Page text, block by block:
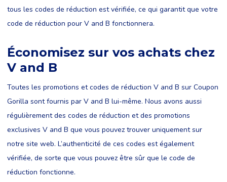
tous les codes de réduction est vérifiée, ce qui garantit que votre
code de réduction pour V and B fonctionnera.
Économisez sur vos achats chez
V and B
Toutes les promotions et codes de réduction V and B sur Coupon
Gorilla sont fournis par V and B lui-même. Nous avons aussi
régulièrement des codes de réduction et des promotions
exclusives V and B que vous pouvez trouver uniquement sur
notre site web. L’authenticité de ces codes est également
vérifiée, de sorte que vous pouvez être sûr que le code de
réduction fonctionne.